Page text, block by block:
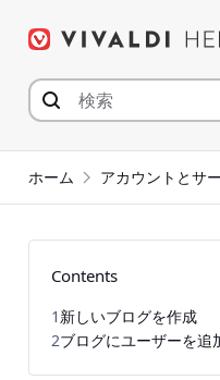
ホーム アカウントとサ
Contents
1 新しいブログを作成
2ブログにユーザーを追